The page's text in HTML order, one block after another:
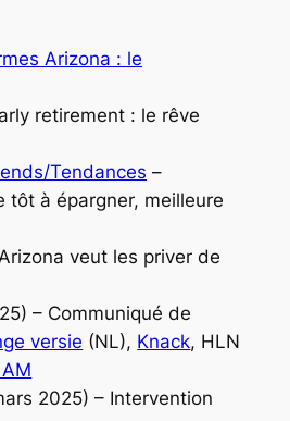
Arizona : le
retirement : le rêve
Tendances –
tôt à épargner, meilleure
veut les priver de
– Communiqué de
versie (NL), Knack, HLN
2025) – Intervention